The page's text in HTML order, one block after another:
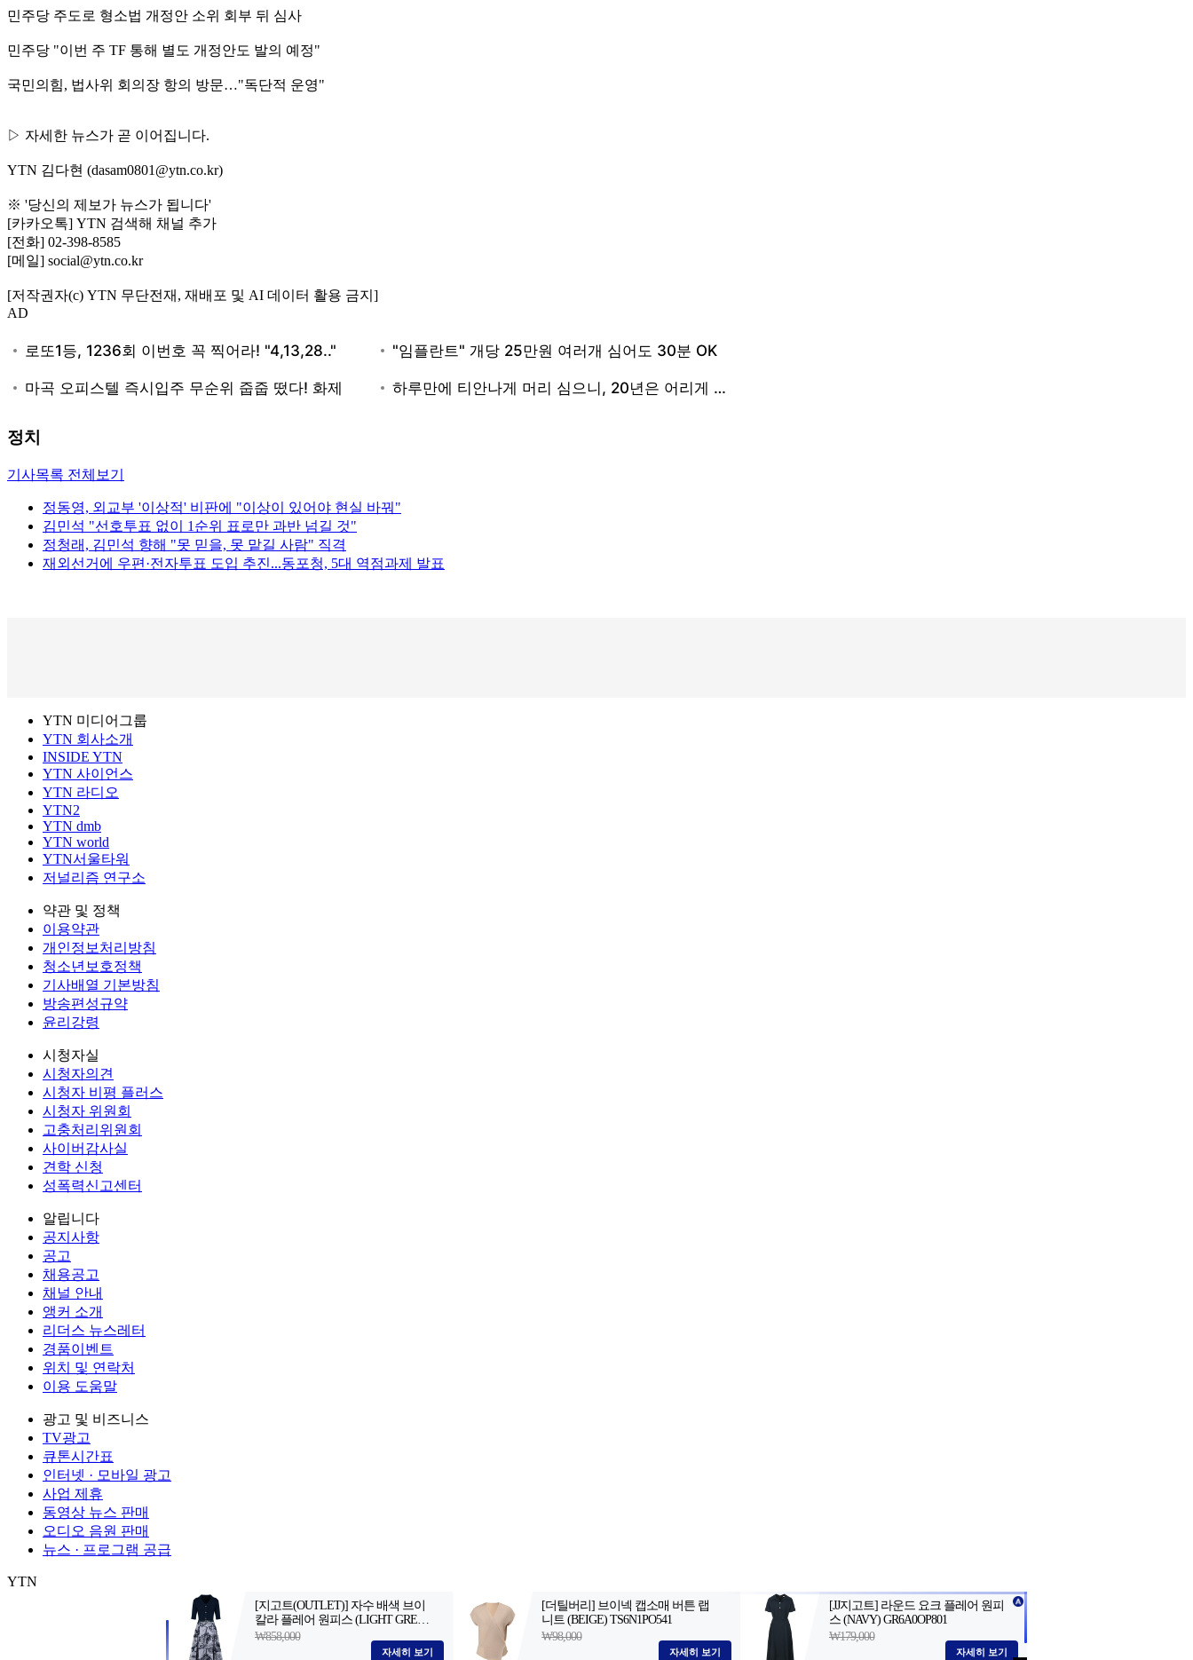
민주당 주도로 형소법 개정안 소위 회부 뒤 심사
민주당 "이번 주 TF 통해 별도 개정안도 발의 예정"
국민의힘, 법사위 회의장 항의 방문…"독단적 운영"
▷ 자세한 뉴스가 곧 이어집니다.
YTN 김다현 (dasam0801@ytn.co.kr)
※ '당신의 제보가 뉴스가 됩니다'
[카카오톡] YTN 검색해 채널 추가
[전화] 02-398-8585
[메일] social@ytn.co.kr
[저작권자(c) YTN 무단전재, 재배포 및 AI 데이터 활용 금지]
AD
정치
기사목록 전체보기
정동영, 외교부 '이상적' 비판에 "이상이 있어야 현실 바꿔"
김민석 "선호투표 없이 1순위 표로만 과반 넘길 것"
정청래, 김민석 향해 "못 믿을, 못 맡길 사람" 직격
재외선거에 우편·전자투표 도입 추진...동포청, 5대 역점과제 발표
YTN 미디어그룹
YTN 회사소개
INSIDE YTN
YTN 사이언스
YTN 라디오
YTN2
YTN dmb
YTN world
YTN서울타워
저널리즘 연구소
약관 및 정책
이용약관
개인정보처리방침
청소년보호정책
기사배열 기본방침
방송편성규약
윤리강령
시청자실
시청자의견
시청자 비평 플러스
시청자 위원회
고충처리위원회
사이버감사실
견학 신청
성폭력신고센터
알립니다
공지사항
공고
채용공고
채널 안내
앵커 소개
리더스 뉴스레터
경품이벤트
위치 및 연락처
이용 도움말
광고 및 비즈니스
TV광고
큐톤시간표
인터넷 · 모바일 광고
사업 제휴
동영상 뉴스 판매
오디오 음원 판매
뉴스 · 프로그램 공급
YTN
서울특별시 마포구 상암산로 76 (상암동) 대표전화: 02-398-8000 팩스: 02-398-8129 사업자등록번호: 102-81-32883
서울특별시 마포구 상암산로 76 (상암동)등록번호: 서울, 아54287 등록일자: 2022.06.03
대표전화: 02-398-8000발행인: 김백
편집인 · 청소년보호책임자: 김선희
Copyright (c) YTN. All rights reserved. 무단 전재, 재배포 및 AI 데이터 활용 금지